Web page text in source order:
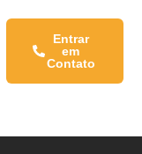
Entrar
em
Contato